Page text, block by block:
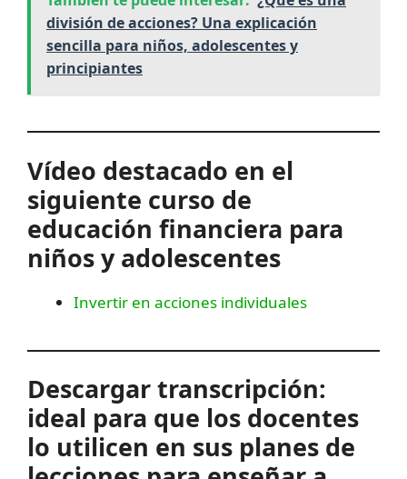
división de acciones? Una explicación
sencilla para niños, adolescentes y
principiantes
Vídeo destacado en el
siguiente curso de
educación financiera para
niños y adolescentes
Invertir en acciones individuales
Descargar transcripción:
ideal para que los docentes
lo utilicen en sus planes de